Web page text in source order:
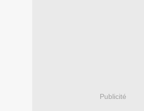
Publicité